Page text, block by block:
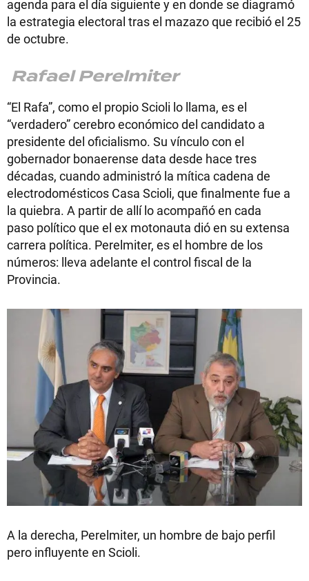
agenda para el día siguiente y en donde se diagramó
la estrategia electoral tras el mazazo que recibió el 25
de octubre.
Rafael Perelmiter
“El Rafa”, como el propio Scioli lo llama, es el
“verdadero” cerebro económico del candidato a
presidente del oficialismo. Su vínculo con el
gobernador bonaerense data desde hace tres
décadas, cuando administró la mítica cadena de
electrodomésticos Casa Scioli, que finalmente fue a
la quiebra. A partir de allí lo acompañó en cada
paso político que el ex motonauta dió en su extensa
carrera política. Perelmiter, es el hombre de los
números: lleva adelante el control fiscal de la
Provincia.
A la derecha, Perelmiter, un hombre de bajo perfil
pero influyente en Scioli.